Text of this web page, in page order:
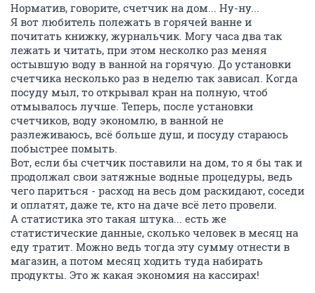
Норматив, говорите, счетчик на дом... Ну-ну...
Я вот любитель полежать в горячей ванне и
почитать книжку, журнальчик. Могу часа два так
лежать и читать, при этом несколко раз меняя
остывшую воду в ванной на горячую. До установки
счетчика несколько раз в неделю так зависал. Когда
посуду мыл, то открывал кран на полную, чтоб
отмывалось лучше. Теперь, после установки
счетчиков, воду экономлю, в ванной не
разлеживаюсь, всё больше душ, и посуду стараюсь
побыстрее помыть.
Вот, если бы счетчик поставили на дом, то я бы так и
продолжал свои затяжные водные процедуры, ведь
чего париться - расход на весь дом раскидают, соседи
и оплатят, даже те, кто на даче всё лето провели.
А статистика это такая штука... есть же
статистические данные, сколько человек в месяц на
еду тратит. Можно ведь тогда эту сумму отнести в
магазин, а потом месяц ходить туда набирать
продукты. Это ж какая экономия на кассирах!